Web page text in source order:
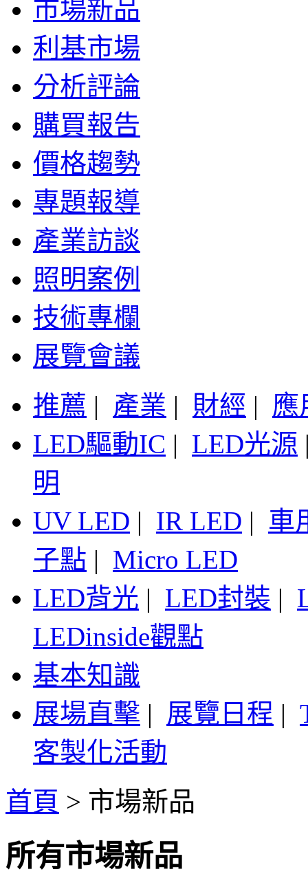
市場新品
利基市場
分析評論
購買報告
價格趨勢
專題報導
產業訪談
照明案例
技術專欄
展覽會議
推薦 | 產業 | 財經 | 應
LED驅動IC | LED光源
明
UV LED | IR LED | 車
子點 | Micro LED
LED背光 | LED封裝 |
LEDinside觀點
基本知識
展場直擊 | 展覽日程 |
客製化活動
首頁 > 市場新品
所有市場新品